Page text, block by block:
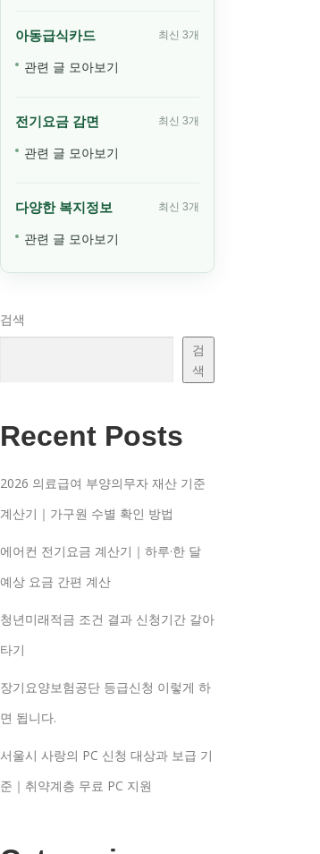
아동급식카드 최신 3개
관련 글 모아보기
전기요금 감면 최신 3개
관련 글 모아보기
다양한 복지정보 최신 3개
관련 글 모아보기
검색
검
색
Recent Posts
2026 의료급여 부양의무자 재산 기준
계산기｜가구원 수별 확인 방법
에어컨 전기요금 계산기｜하루·한 달
예상 요금 간편 계산
청년미래적금 조건 결과 신청기간 갈아
타기
장기요양보험공단 등급신청 이렇게 하
면 됩니다.
서울시 사랑의 PC 신청 대상과 보급 기
준｜취약계층 무료 PC 지원